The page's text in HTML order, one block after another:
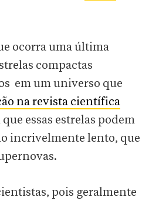
ocorra uma última
compactas
em um universo que
na revista científica
essas estrelas podem
incrivelmente lento, que
pois geralmente